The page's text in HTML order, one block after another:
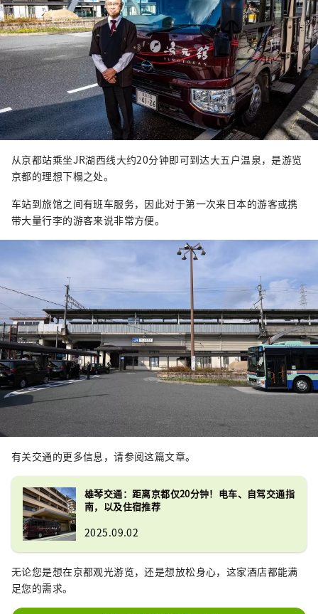
从京都站乘坐JR湖西线大约20分钟即可到达大五户温泉，是游览
京都的理想下榻之处。
车站到旅馆之间有班车服务，因此对于第一次来日本的游客或携
带大量行李的游客来说非常方便。
有关交通的更多信息，请参阅这篇文章。
雄琴交通：距离京都仅20分钟！电车、自驾交通指
南，以及住宿推荐
2025.09.02
无论您是想在京都观光游览，还是想放松身心，这家酒店都能满
足您的需求。